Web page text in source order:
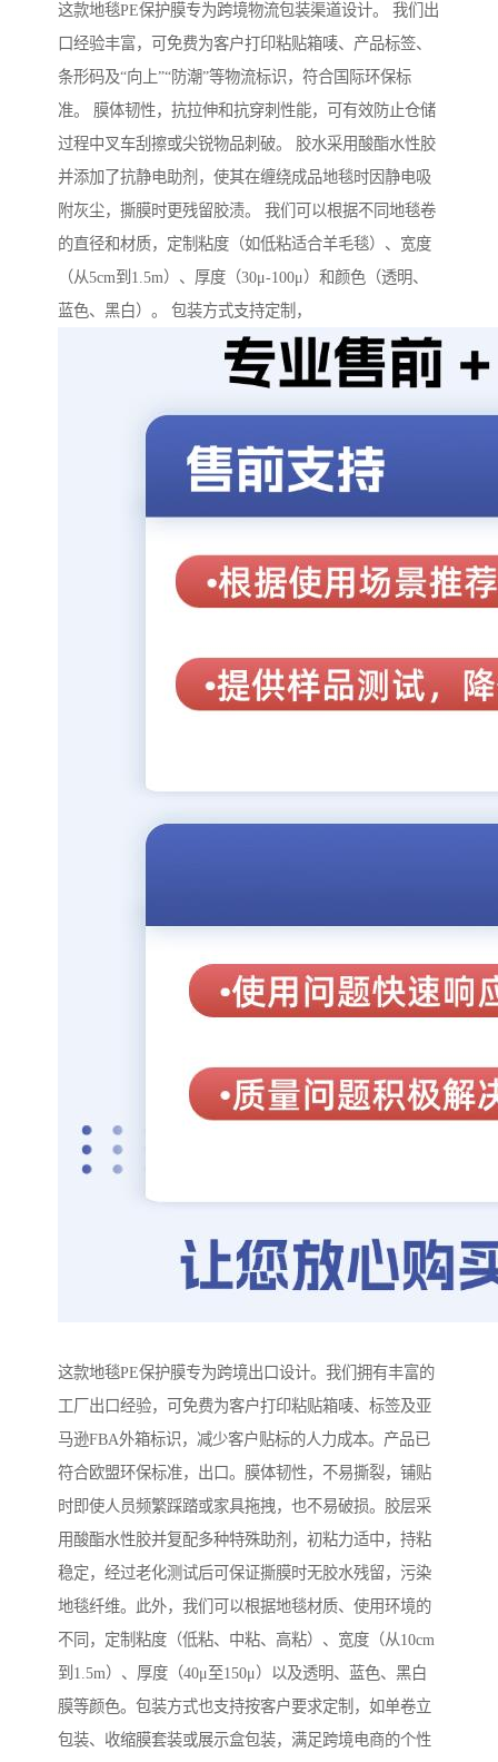
这款地毯PE保护膜专为跨境物流包装渠道设计。 我们出
口经验丰富，可免费为客户打印粘贴箱唛、产品标签、
条形码及“向上”“防潮”等物流标识，符合国际环保标
准。 膜体韧性，抗拉伸和抗穿刺性能，可有效防止仓储
过程中叉车刮擦或尖锐物品刺破。 胶水采用酸酯水性胶
并添加了抗静电助剂，使其在缠绕成品地毯时因静电吸
附灰尘，撕膜时更残留胶渍。 我们可以根据不同地毯卷
的直径和材质，定制粘度（如低粘适合羊毛毯）、宽度
（从5cm到1.5m）、厚度（30μ-100μ）和颜色（透明、
蓝色、黑白）。 包装方式支持定制，
这款地毯PE保护膜专为跨境出口设计。我们拥有丰富的
工厂出口经验，可免费为客户打印粘贴箱唛、标签及亚
马逊FBA外箱标识，减少客户贴标的人力成本。产品已
符合欧盟环保标准，出口。膜体韧性，不易撕裂，铺贴
时即使人员频繁踩踏或家具拖拽，也不易破损。胶层采
用酸酯水性胶并复配多种特殊助剂，初粘力适中，持粘
稳定，经过老化测试后可保证撕膜时无胶水残留，污染
地毯纤维。此外，我们可以根据地毯材质、使用环境的
不同，定制粘度（低粘、中粘、高粘）、宽度（从10cm
到1.5m）、厚度（40μ至150μ）以及透明、蓝色、黑白
膜等颜色。包装方式也支持按客户要求定制，如单卷立
包装、收缩膜套装或展示盒包装，满足跨境电商的个性